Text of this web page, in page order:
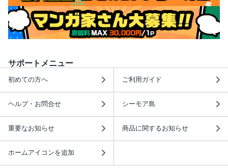
サポートメニュー
初めての方へ ご利用ガイド
ヘルプ・お問合せ シーモア島
重要なお知らせ 商品に関するお知らせ
ホームアイコンを追加